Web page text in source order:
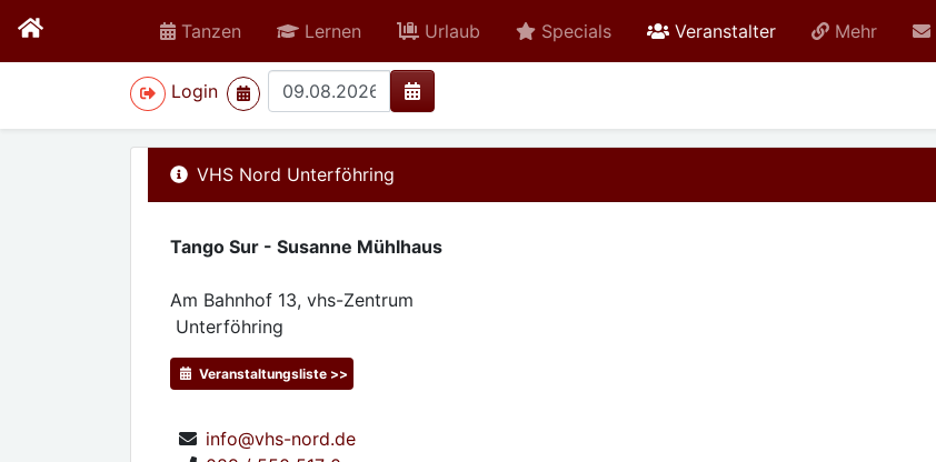
Tanzen Lernen Urlaub Specials Veranstalteractive Mehr
Login
>
VHS Nord Unterföhring
Tango Sur - Susanne Mühlhaus
Am Bahnhof 13, vhs-Zentrum
Unterföhring
Veranstaltungsliste >>
info@vhs-nord.de